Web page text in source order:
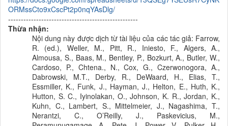
ORMssCto9xCscPt2p0nqYAsDlg/
---------------------------------------------------
Thừa nhận:
Nội dung này được dịch từ tài liệu của các tác giả: Farrow,
R. (ed.), Weller, M., Pitt, R., Iniesto, F., Algers, A.,
Almousa, S., Baas, M., Bentley, P., Bozkurt, A., Butler, W.,
Cardoso, P., Chtena., N., Cox, G., Czerwonogora, A.,
Dabrowski, M.T., Derby, R., DeWaard, H., Elias, T.,
Essmiller, K., Funk, J., Hayman, J., Helton, E., Huth, K.,
Hutton, S. C., Iyinolakan, O., Johnson, K. R., Jordan, K.,
Kuhn, C., Lambert, S., Mittelmeier, J., Nagashima, T.,
Nerantzi, C., O’Reilly, J., Paskevicius, M.,